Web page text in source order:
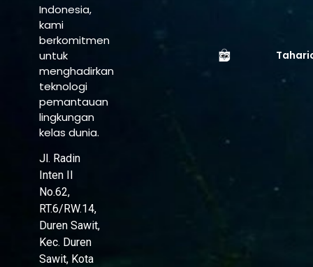
Indonesia,
kami
berkomitmen
untuk
menghadirkan
teknologi
pemantauan
lingkungan
kelas dunia.
Jl. Radin
Inten II
No.62,
RT.6/RW.14,
Duren Sawit,
Kec. Duren
Sawit, Kota